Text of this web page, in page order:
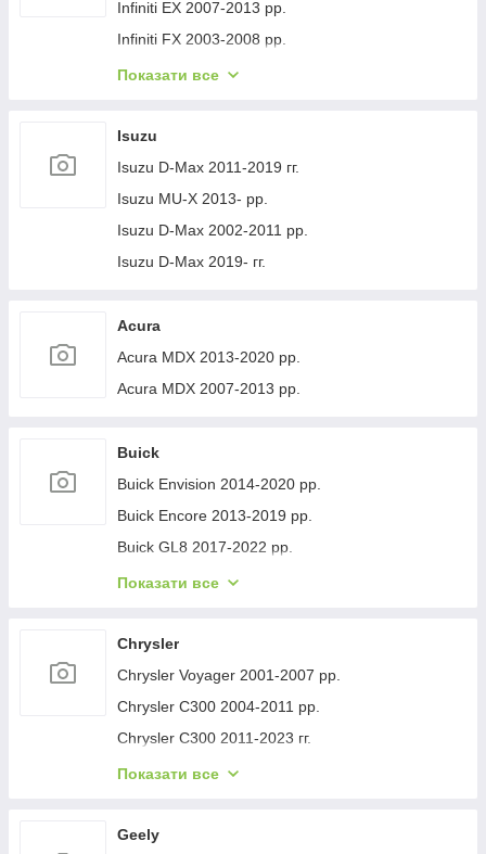
Jeep Cherokee XJ 1984-2001 гг.
Infiniti EX 2007-2013 рр.
Infiniti FX 2003-2008 рр.
Infiniti FX 2008-2012 рр.
Infiniti Q30 2015-2024 гг.
Infiniti Q50/Q60 2013-2024 рр.
Infiniti QX50 2013-2017 рр.
Infiniti QX56 2010-2013 рр.
Infiniti QX70 2013-2019 рр.
Infiniti G25/G35/37 (V36/CV36) 2006-2015 гг.
Infinity Q70/M-series 2010-2019 рр.
Infiniti QX80 2013-2024 рр.
Показати все
Isuzu
Isuzu D-Max 2011-2019 гг.
Isuzu MU-X 2013- рр.
Isuzu D-Max 2002-2011 рр.
Isuzu D-Max 2019- гг.
Acura
Acura MDX 2013-2020 рр.
Acura MDX 2007-2013 рр.
Buick
Buick Envision 2014-2020 рр.
Buick Encore 2013-2019 рр.
Buick GL8 2017-2022 рр.
Buick Lacrosse 2017-2023 рр.
Buick Verano 2016-2021 рр.
Buick Enclave 2007-2012 рр.
Показати все
Chrysler
Chrysler Voyager 2001-2007 рр.
Chrysler C300 2004-2011 рр.
Chrysler C300 2011-2023 гг.
Chrysler Voyager 1996-2001 рр.
Chrysler 200 II 2014-2017 рр.
Показати все
Geely